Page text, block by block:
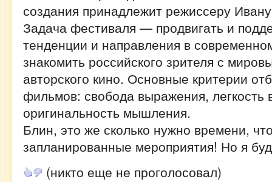
создания принадлежит режиссеру
Задача фестиваля — продвигать и
тенденции и направления в
знакомить российского зрителя с
авторского кино. Основные критерии
фильмов: свобода выражения, легкость
оригинальность мышления.
Блин, это же сколько нужно времени,
запланированные мероприятия! Но я
(никто еще не проголосовал)